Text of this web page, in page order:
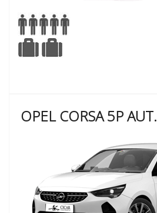
OPEL CORSA 5P AUT.